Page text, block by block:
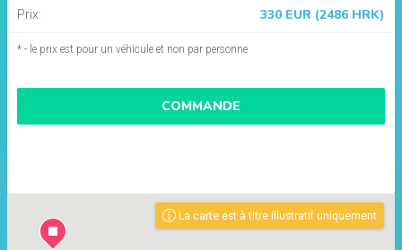
Prix: 330 EUR (2486 HRK)
* - le prix est pour un véhicule et non par personne
COMMANDE
La carte est à titre illustratif uniquement